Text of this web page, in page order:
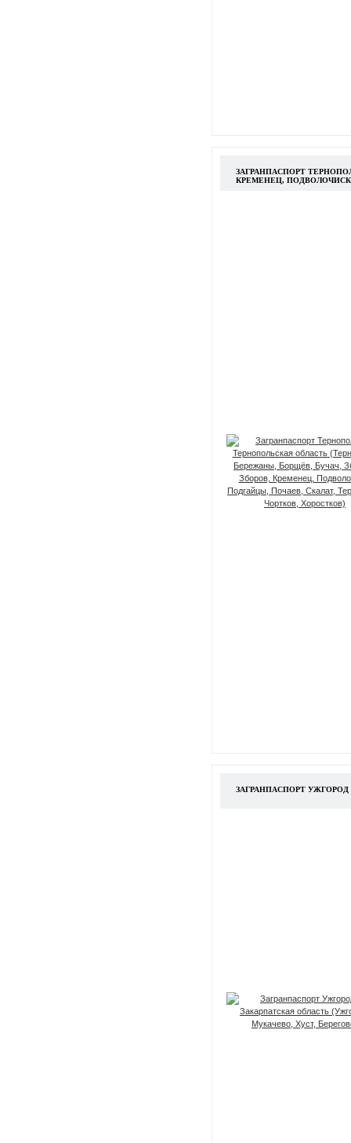
ЗАГРАНПАСПОРТ
КРЕМЕНЕЦ,
ЗАГРАНПАСПОРТ УЖГОРОД